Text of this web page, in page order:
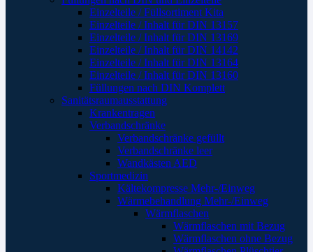
Einzelteile / Füllsortiment Kita
Einzelteile / Inhalt für DIN 13157
Einzelteile / Inhalt für DIN 13169
Einzelteile / Inhalt für DIN 14142
Einzelteile / Inhalt für DIN 13164
Einzelteile / Inhalt für DIN 13160
Füllungen nach DIN Komplett
Sanitätsraumausstattung
Krankentragen
Verbandschränke
Verbandschränke gefüllt
Verbandschränke leer
Wandkästen AED
Sportmedizin
Kältekompresse Mehr-/Einweg
Wärmebehandlung Mehr-/Einweg
Wärmflaschen
Wärmflaschen mit Bezug
Wärmflaschen ohne Bezug